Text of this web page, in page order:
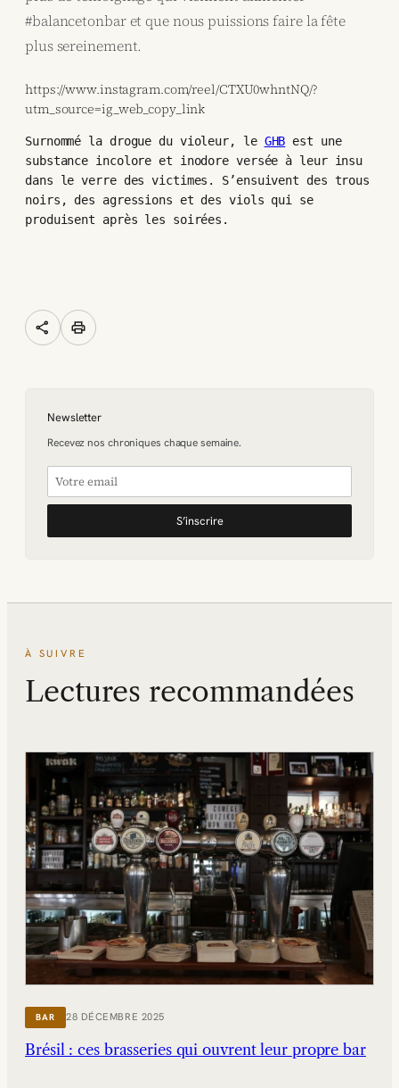
#balancetonbar et que nous puissions faire la fête
plus sereinement.
https://www.instagram.com/reel/CTXU0whntNQ/?
utm_source=ig_web_copy_link
Surnommé la drogue du violeur, le GHB est une
substance incolore et inodore versée à leur insu
dans le verre des victimes. S’ensuivent des trous
noirs, des agressions et des viols qui se
produisent après les soirées.
share print
Newsletter
Recevez nos chroniques chaque semaine.
S’inscrire
À SUIVRE
Lectures recommandées
BAR 28 DÉCEMBRE 2025
Brésil : ces brasseries qui ouvrent leur propre bar